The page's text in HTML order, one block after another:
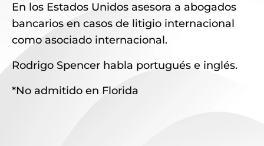
En los Estados Unidos asesora a abogados
bancarios en casos de litigio internacional
como asociado internacional.
Rodrigo Spencer habla portugués e inglés.
*No admitido en Florida